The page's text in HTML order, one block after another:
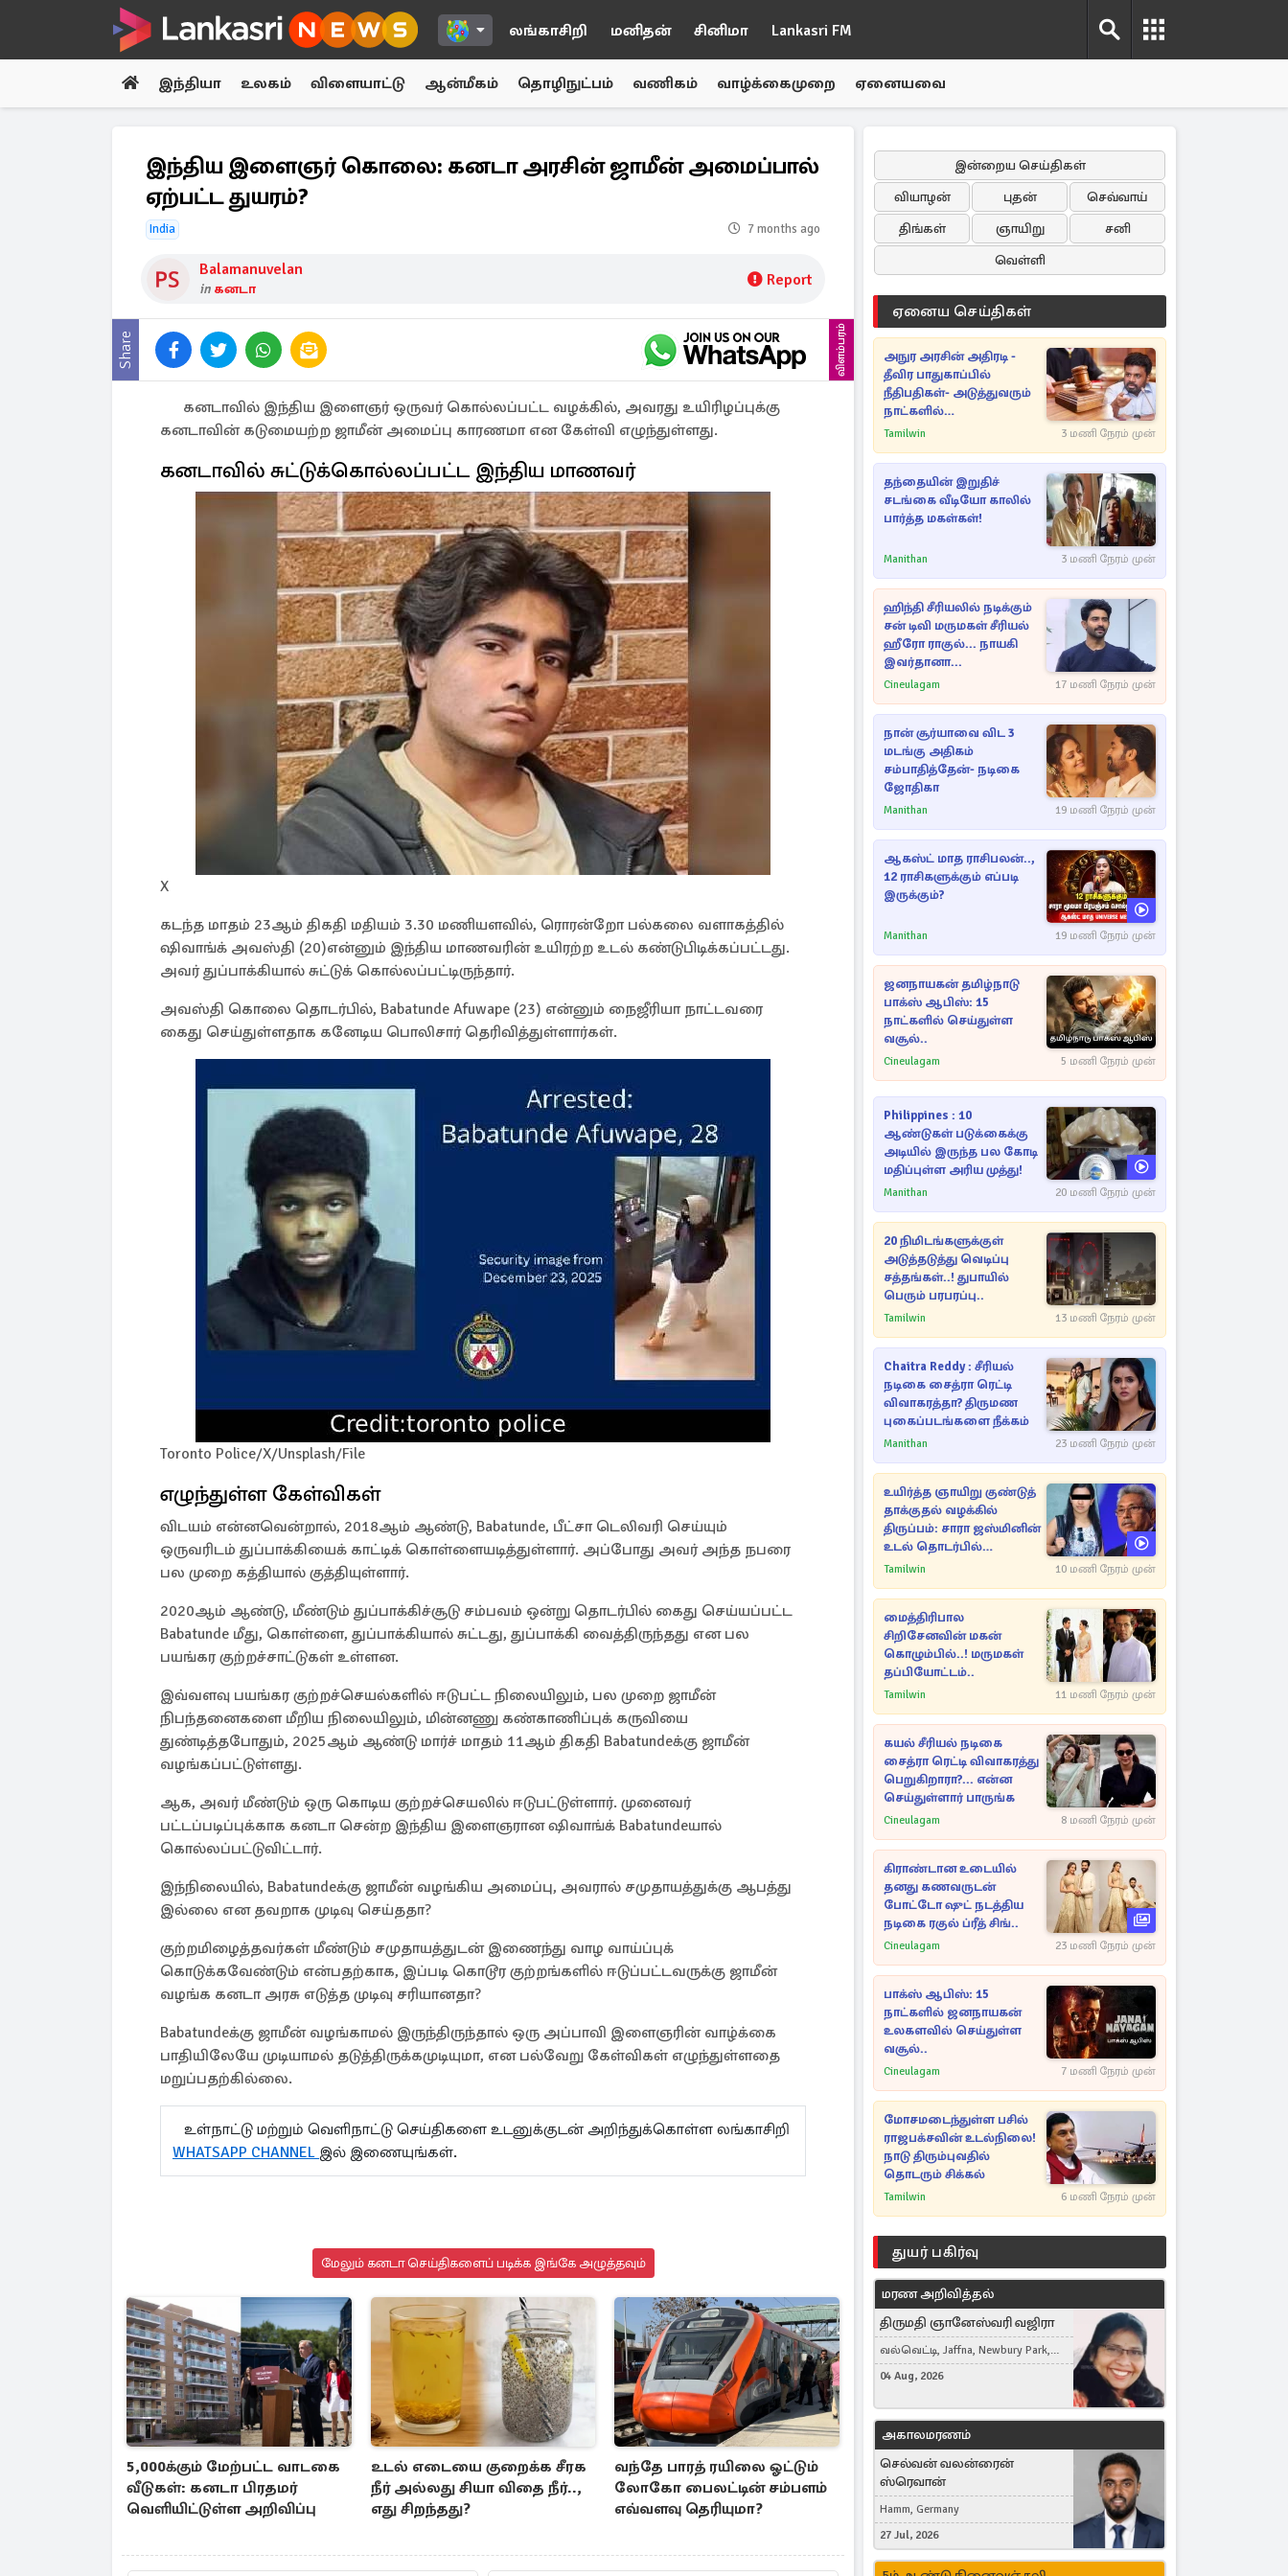
லங்காசிறி மனிதன் சினிமா Lankasri FM
இந்தியா உலகம் விளையாட்டு ஆன்மீகம் தொழிநுட்பம் வணிகம் வாழ்க்கைமுறை ஏனையவை
இந்திய இளைஞர் கொலை: கனடா அரசின் ஜாமீன் அமைப்பால்
ஏற்பட்ட துயரம்?
India 7 months ago
Balamanuvelan
in கனடா Report
Share விளம்பரம்
கனடாவில் இந்திய இளைஞர் ஒருவர் கொல்லப்பட்ட வழக்கில், அவரது உயிரிழப்புக்கு
கனடாவின் கடுமையற்ற ஜாமீன் அமைப்பு காரணமா என கேள்வி எழுந்துள்ளது.
கனடாவில் சுட்டுக்கொல்லப்பட்ட இந்திய மாணவர்
X
கடந்த மாதம் 23ஆம் திகதி மதியம் 3.30 மணியளவில், ரொரன்றோ பல்கலை வளாகத்தில்
ஷிவாங்க் அவஸ்தி (20)என்னும் இந்திய மாணவரின் உயிரற்ற உடல் கண்டுபிடிக்கப்பட்டது.
அவர் துப்பாக்கியால் சுட்டுக் கொல்லப்பட்டிருந்தார்.
அவஸ்தி கொலை தொடர்பில், Babatunde Afuwape (23) என்னும் நைஜீரியா நாட்டவரை
கைது செய்துள்ளதாக கனேடிய பொலிசார் தெரிவித்துள்ளார்கள்.
Toronto Police/X/Unsplash/File
எழுந்துள்ள கேள்விகள்
விடயம் என்னவென்றால், 2018ஆம் ஆண்டு, Babatunde, பீட்சா டெலிவரி செய்யும்
ஒருவரிடம் துப்பாக்கியைக் காட்டிக் கொள்ளையடித்துள்ளார். அப்போது அவர் அந்த நபரை
பல முறை கத்தியால் குத்தியுள்ளார்.
2020ஆம் ஆண்டு, மீண்டும் துப்பாக்கிச்சூடு சம்பவம் ஒன்று தொடர்பில் கைது செய்யப்பட்ட
Babatunde மீது, கொள்ளை, துப்பாக்கியால் சுட்டது, துப்பாக்கி வைத்திருந்தது என பல
பயங்கர குற்றச்சாட்டுகள் உள்ளன.
இவ்வளவு பயங்கர குற்றச்செயல்களில் ஈடுபட்ட நிலையிலும், பல முறை ஜாமீன்
நிபந்தனைகளை மீறிய நிலையிலும், மின்னணு கண்காணிப்புக் கருவியை
துண்டித்தபோதும், 2025ஆம் ஆண்டு மார்ச் மாதம் 11ஆம் திகதி Babatundeக்கு ஜாமீன்
வழங்கப்பட்டுள்ளது.
ஆக, அவர் மீண்டும் ஒரு கொடிய குற்றச்செயலில் ஈடுபட்டுள்ளார். முனைவர்
பட்டப்படிப்புக்காக கனடா சென்ற இந்திய இளைஞரான ஷிவாங்க் Babatundeயால்
கொல்லப்பட்டுவிட்டார்.
இந்நிலையில், Babatundeக்கு ஜாமீன் வழங்கிய அமைப்பு, அவரால் சமுதாயத்துக்கு ஆபத்து
இல்லை என தவறாக முடிவு செய்ததா?
குற்றமிழைத்தவர்கள் மீண்டும் சமுதாயத்துடன் இணைந்து வாழ வாய்ப்புக்
கொடுக்கவேண்டும் என்பதற்காக, இப்படி கொடூர குற்றங்களில் ஈடுப்பட்டவருக்கு ஜாமீன்
வழங்க கனடா அரசு எடுத்த முடிவு சரியானதா?
Babatundeக்கு ஜாமீன் வழங்காமல் இருந்திருந்தால் ஒரு அப்பாவி இளைஞரின் வாழ்க்கை
பாதியிலேயே முடியாமல் தடுத்திருக்கமுடியுமா, என பல்வேறு கேள்விகள் எழுந்துள்ளதை
மறுப்பதற்கில்லை.
உள்நாட்டு மற்றும் வெளிநாட்டு செய்திகளை உடனுக்குடன் அறிந்துக்கொள்ள லங்காசிறி
WHATSAPP CHANNEL இல் இணையுங்கள்.
மேலும் கனடா செய்திகளைப் படிக்க இங்கே அழுத்தவும்
5,000க்கும் மேற்பட்ட வாடகை
வீடுகள்: கனடா பிரதமர்
வெளியிட்டுள்ள அறிவிப்பு
உடல் எடையை குறைக்க சீரக
நீர் அல்லது சியா விதை நீர்..,
எது சிறந்தது?
வந்தே பாரத் ரயிலை ஓட்டும்
லோகோ பைலட்டின் சம்பளம்
எவ்வளவு தெரியுமா?
இன்றைய செய்திகள்
வியாழன்
புதன்
செவ்வாய்
திங்கள்
ஞாயிறு
சனி
வெள்ளி
ஏனைய செய்திகள்
அநுர அரசின் அதிரடி -
தீவிர பாதுகாப்பில்
நீதிபதிகள்- அடுத்துவரும்
நாட்களில்
அம்பலமாகவுள்ள ரகசியம்
Tamilwin 3 மணி நேரம் முன்
தந்தையின் இறுதிச்
சடங்கை வீடியோ காலில்
பார்த்த மகள்கள்!
Manithan 3 மணி நேரம் முன்
ஹிந்தி சீரியலில் நடிக்கும்
சன் டிவி மருமகள் சீரியல்
ஹீரோ ராகுல்... நாயகி
இவர்தானா...
Cineulagam 17 மணி நேரம் முன்
நான் சூர்யாவை விட 3
மடங்கு அதிகம்
சம்பாதித்தேன்- நடிகை
ஜோதிகா
Manithan 19 மணி நேரம் முன்
ஆகஸ்ட் மாத ராசிபலன்..,
12 ராசிகளுக்கும் எப்படி
இருக்கும்?
Manithan 19 மணி நேரம் முன்
ஜனநாயகன் தமிழ்நாடு
பாக்ஸ் ஆபிஸ்: 15
நாட்களில் செய்துள்ள
வசூல்..
Cineulagam 5 மணி நேரம் முன்
Philippines : 10
ஆண்டுகள் படுக்கைக்கு
அடியில் இருந்த பல கோடி
மதிப்புள்ள அரிய முத்து!
Manithan 20 மணி நேரம் முன்
20 நிமிடங்களுக்குள்
அடுத்தடுத்து வெடிப்பு
சத்தங்கள்..! துபாயில்
பெரும் பரபரப்பு..
Tamilwin 13 மணி நேரம் முன்
Chaitra Reddy : சீரியல்
நடிகை சைத்ரா ரெட்டி
விவாகரத்தா? திருமண
புகைப்படங்களை நீக்கம்
Manithan 23 மணி நேரம் முன்
உயிர்த்த ஞாயிறு குண்டுத்
தாக்குதல் வழக்கில்
திருப்பம்: சாரா ஜஸ்மினின்
உடல் தொடர்பில்
நீதிமன்றத்தில் வெளியான
Tamilwin 10 மணி நேரம் முன்
மைத்திரிபால
சிறிசேனவின் மகன்
கொழும்பில்..! மருமகள்
தப்பியோட்டம்..
Tamilwin 11 மணி நேரம் முன்
கயல் சீரியல் நடிகை
சைத்ரா ரெட்டி விவாகரத்து
பெறுகிறாரா?... என்ன
செய்துள்ளார் பாருங்க
Cineulagam 8 மணி நேரம் முன்
கிராண்டான உடையில்
தனது கணவருடன்
போட்டோ ஷுட் நடத்திய
நடிகை ரகுல் ப்ரீத் சிங்..
Cineulagam 23 மணி நேரம் முன்
பாக்ஸ் ஆபிஸ்: 15
நாட்களில் ஜனநாயகன்
உலகளவில் செய்துள்ள
வசூல்..
Cineulagam 7 மணி நேரம் முன்
மோசமடைந்துள்ள பசில்
ராஜபக்சவின் உடல்நிலை!
நாடு திரும்புவதில்
தொடரும் சிக்கல்
Tamilwin 6 மணி நேரம் முன்
துயர் பகிர்வு
மரண அறிவித்தல்
திருமதி ஞானேஸ்வரி வஜிரா
வல்வெட்டி, Jaffna, Newbury Park,
United Kingdom
04 Aug, 2026
அகாலமரணம்
செல்வன் வலன்ரைன்
ஸ்ரெவான்
Hamm, Germany
27 Jul, 2026